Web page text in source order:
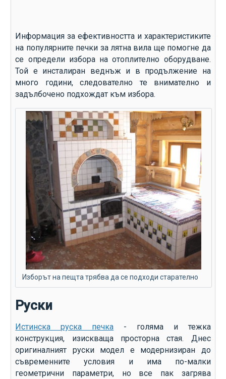
Информация за ефективността и характеристиките
на популярните печки за лятна вила ще помогне да
се определи избора на отоплително оборудване.
Той е инсталиран веднъж и в продължение на
много години, следователно те внимателно и
задълбочено подхождат към избора.
Изборът на пещта трябва да се подходи старателно
Руски
Истинска руска печка - голяма и тежка
конструкция, изискваща просторна стая. Днес
оригиналният руски модел е модернизиран до
съвременните условия и има по-малки
геометрични параметри, но все пак загрява